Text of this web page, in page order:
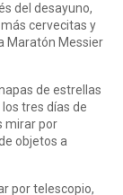
del desayuno,
cervecitas y
Maratón Messier
de estrellas
tres días de
mirar por
objetos a
por telescopio,